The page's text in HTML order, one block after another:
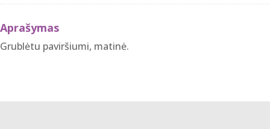
Aprašymas
Grublėtu paviršiumi, matinė.